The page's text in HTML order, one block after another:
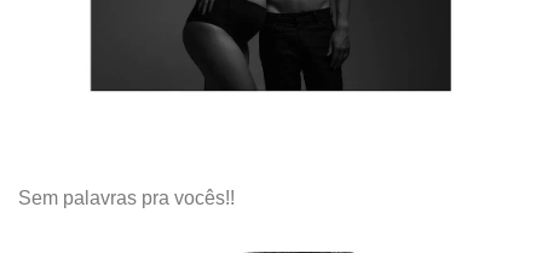
Sem palavras pra vocês!!